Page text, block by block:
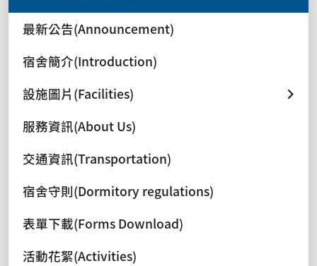
最新公告(Announcement)
宿舍簡介(Introduction)
設施圖片(Facilities)
服務資訊(About Us)
交通資訊(Transportation)
宿舍守則(Dormitory regulations)
表單下載(Forms Download)
活動花絮(Activities)